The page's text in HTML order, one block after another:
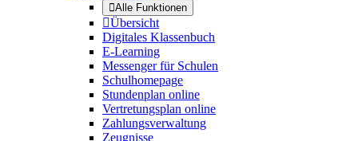
Alle Funktionen
Übersicht
Digitales Klassenbuch
E-Learning
Messenger für Schulen
Schulhomepage
Stundenplan online
Vertretungsplan online
Zahlungsverwaltung
Zeugnisse